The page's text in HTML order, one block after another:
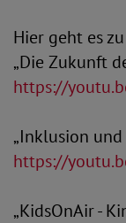
Hier geht es
„Die Zukunft
https://
„Inklusion
https://
„KidsOnAir -